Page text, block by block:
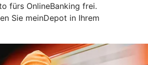
fürs OnlineBanking frei.
Sie meinDepot in Ihrem